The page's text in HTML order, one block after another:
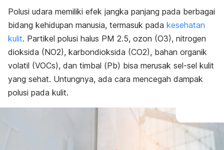
Polusi udara memiliki efek jangka panjang pada berbagai
bidang kehidupan manusia, termasuk pada kesehatan
kulit. Partikel polusi halus PM 2.5, ozon (O3), nitrogen
dioksida (NO2), karbondioksida (CO2), bahan organik
volatil (VOCs), dan timbal (Pb) bisa merusak sel-sel kulit
yang sehat. Untungnya, ada cara mencegah dampak
polusi pada kulit.